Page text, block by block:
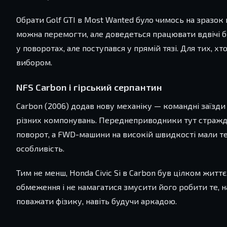
Обрати Golf GTI в Most Wanted було чимось на
можна перемогти, але доведеться працювати вдвічі
у поворотах, але поступався у прямій тязі. Для тих,
вибором.
NFS Carbon і гірський серпантин
Carbon (2006) додав нову механіку — командні
різних компонувань. Переднеприводники тут
поворот, а FWD-машини на високій швидкості мали
особливість.
Тим не менш, Honda Civic Si в Carbon був цілком
обмеження і не намагатися змусити його робити
поважати фізику, навіть будучи аркадою.